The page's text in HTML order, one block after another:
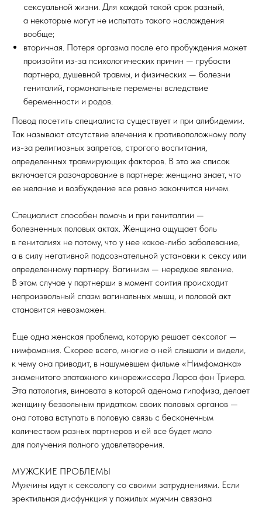
сексуальной жизни. Для каждой такой срок разный,
а некоторые могут не испытать такого наслаждения
вообще;
вторичная. Потеря оргазма после его пробуждения может
произойти из-за психологических причин — грубости
партнера, душевной травмы, и физических — болезни
гениталий, гормональные перемены вследствие
беременности и родов.
Повод посетить специалиста существует и при алибидемии.
Так называют отсутствие влечения к противоположному полу
из-за религиозных запретов, строгого воспитания,
определенных травмирующих факторов. В это же список
включается разочарование в партнере: женщина знает, что
ее желание и возбуждение все равно закончится ничем.
Специалист способен помочь и при гениталгии —
болезненных половых актах. Женщина ощущает боль
в гениталиях не потому, что у нее какое-либо заболевание,
а в силу негативной подсознательной установки к сексу или
определенному партнеру. Вагинизм — нередкое явление.
В этом случае у партнерши в момент соития происходит
непроизвольный спазм вагинальных мышц, и половой акт
становится невозможен.
Еще одна женская проблема, которую решает сексолог —
нимфомания. Скорее всего, многие о ней слышали и видели,
к чему она приводит, в нашумевшем фильме «Нимфоманка»
знаменитого эпатажного кинорежиссера Ларса фон Триера.
Эта патология, виновата в которой аденома гипофиза, делает
женщину безвольным придатком своих половых органов —
она готова вступать в половую связь с бесконечным
количеством разных партнеров и ей все будет мало
для получения полного удовлетворения.
МУЖСКИЕ ПРОБЛЕМЫ
Мужчины идут к сексологу со своими затруднениями. Если
эректильная дисфункция у пожилых мужчин связана